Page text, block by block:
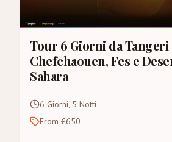
Tour 6 Giorni da Tangeri
Chefchaouen, Fes e
Sahara
6 Giorni, 5 Notti
From €650